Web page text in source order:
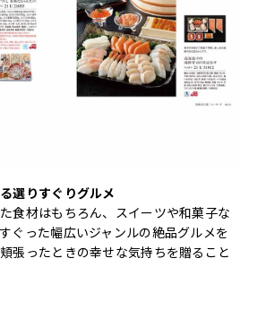
選りすぐりグルメ
食材はもちろん、スイーツや和菓子な
ぐった幅広いジャンルの絶品グルメを
張ったときの幸せな気持ちを贈ること